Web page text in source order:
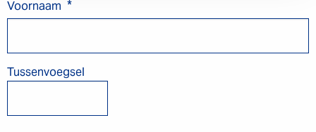
Voornaam *
Tussenvoegsel